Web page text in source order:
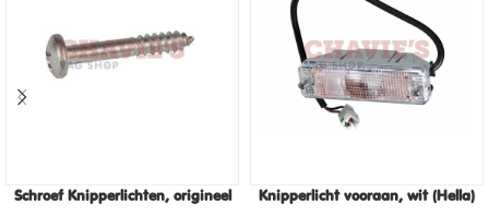
Schroef Knipperlichten, origineel Knipperlicht vooraan, wit (Hella)